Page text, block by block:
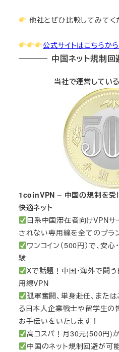
他社とぜひ比較してみてく
公式サイトはこちらから
中国ネット規制
当社で運営している
1coinVPN – 中国の規制を受
快適ネット
日系中国滞在者向けVPNサ
されない専用線を全てのプラ
ワンコイン（500円）で、安
験
Xで話題！中国・海外で闘
用線VPN
孤軍奮闘、単身赴任、また
る日本人企業戦士や留学生の
お手伝いをいたします！
高コスパ！月30元(500円)
中国のネット規制回避が可